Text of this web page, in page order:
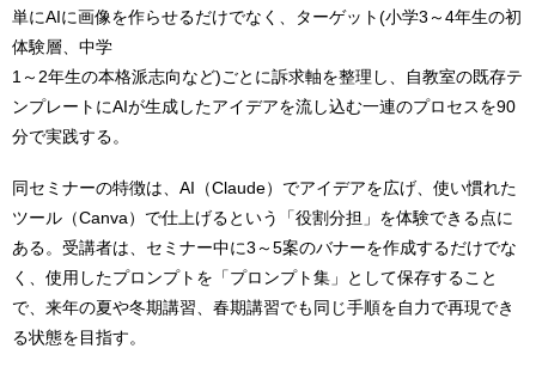
単にAIに画像を作らせるだけでなく、ターゲット(小学3～4年生の初
体験層、中学
1～2年生の本格派志向など)ごとに訴求軸を整理し、自教室の既存テ
ンプレートにAIが生成したアイデアを流し込む一連のプロセスを90
分で実践する。
同セミナーの特徴は、AI（Claude）でアイデアを広げ、使い慣れた
ツール（Canva）で仕上げるという「役割分担」を体験できる点に
ある。受講者は、セミナー中に3～5案のバナーを作成するだけでな
く、使用したプロンプトを「プロンプト集」として保存すること
で、来年の夏や冬期講習、春期講習でも同じ手順を自力で再現でき
る状態を目指す。